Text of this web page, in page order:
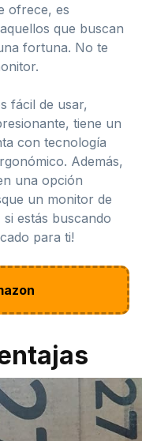
ofrece, es
que buscan
fortuna. No te
fácil de usar,
tiene un
con tecnología
Además,
una opción
un monitor de
estás buscando
para ti!